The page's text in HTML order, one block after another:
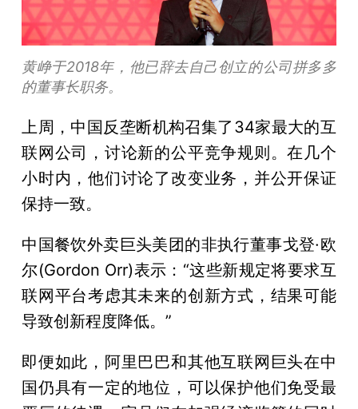
黄峥于2018年，他已辞去自己创立的公司拼多多
的董事长职务。
上周，中国反垄断机构召集了34家最大的互
联网公司，讨论新的公平竞争规则。在几个
小时内，他们讨论了改变业务，并公开保证
保持一致。
中国餐饮外卖巨头美团的非执行董事戈登·欧
尔(Gordon Orr)表示：“这些新规定将要求互
联网平台考虑其未来的创新方式，结果可能
导致创新程度降低。”
即便如此，阿里巴巴和其他互联网巨头在中
国仍具有一定的地位，可以保护他们免受最